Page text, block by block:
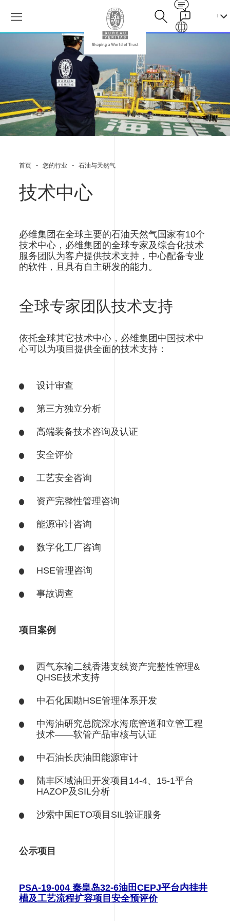
中
首页 您的行业 石油与天然气
技术中心
必维集团在全球主要的石油天然气国家有10个
技术中心，必维集团的全球专家及综合化技术
服务团队为客户提供技术支持，中心配备专业
的软件，且具有自主研发的能力。
全球专家团队技术支持
依托全球其它技术中心，必维集团中国技术中
心可以为项目提供全面的技术支持：
设计审查
第三方独立分析
高端装备技术咨询及认证
安全评价
工艺安全咨询
资产完整性管理咨询
能源审计咨询
数字化工厂咨询
HSE管理咨询
事故调查
项目案例
西气东输二线香港支线资产完整性管理&
QHSE技术支持
中石化国勘HSE管理体系开发
中海油研究总院深水海底管道和立管工程
技术——软管产品审核与认证
中石油长庆油田能源审计
陆丰区域油田开发项目14-4、15-1平台
HAZOP及SIL分析
沙索中国ETO项目SIL验证服务
公示项目
PSA-19-004 秦皇岛32-6油田CEPJ平台内挂井
槽及工艺流程扩容项目安全预评价